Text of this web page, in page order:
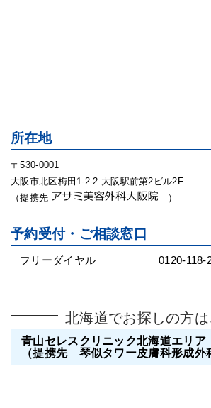
所在地
〒530-0001
大阪市北区梅田1-2-2 大阪駅前第2ビル2F
（提携先
）
予約受付・ご相談窓口
フリーダイヤル 0120-118-
北海道でお探しの方は
青山セレスクリニック北海道エリア
（提携先 琴似タワー皮膚科形成外